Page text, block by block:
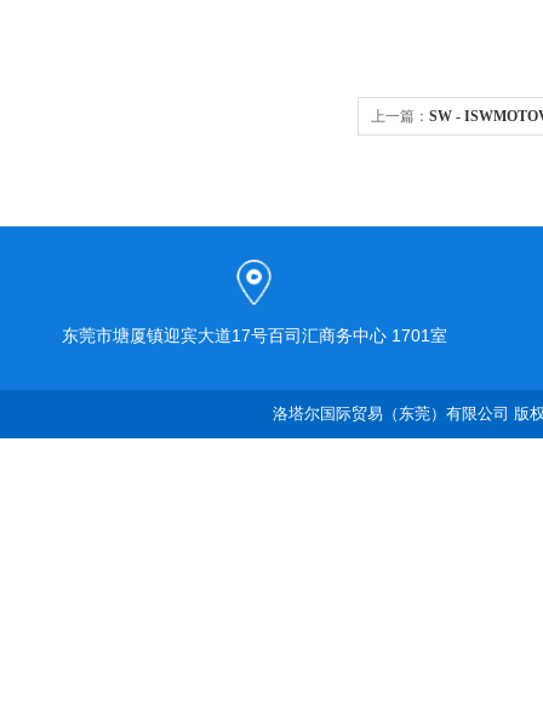
上一篇： SW -
东莞市塘厦镇迎宾大道17号百司汇商务中心 1701室
洛塔尔国际贸易（东莞）有限公司 版